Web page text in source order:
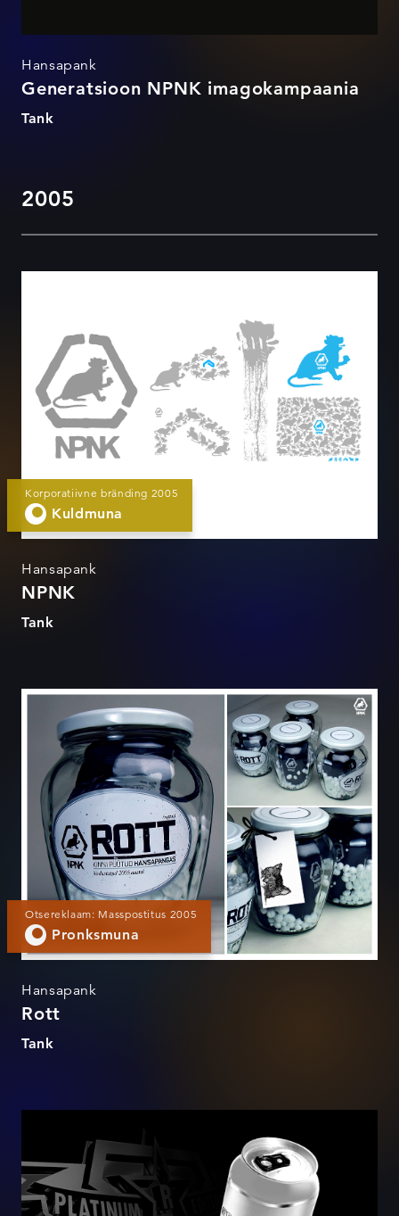
Hansapank
Generatsioon NPNK imagokampaania
Tank
2005
Korporatiivne bränding 2005
Kuldmuna
Hansapank
NPNK
Tank
Rott
Otsereklaam: Masspostitus 2005
Pronksmuna
Hansapank
Rott
Tank